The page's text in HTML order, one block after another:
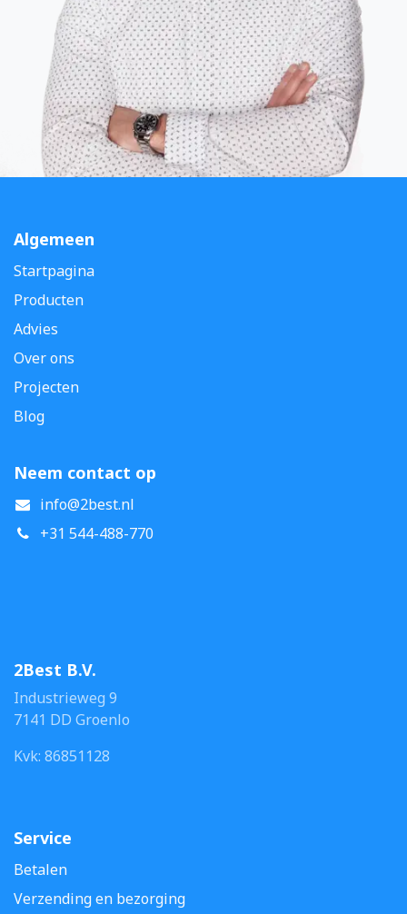
Algemeen
Startpagina
Producten
Advies
Over ons
Projecten
Blog
Neem contact op
info@2best.nl
+31 544-488-770
2Best B.V.
Industrieweg 9
7141 DD Groenlo
Kvk: 86851128
Service
Betalen
Verzending en bezorging